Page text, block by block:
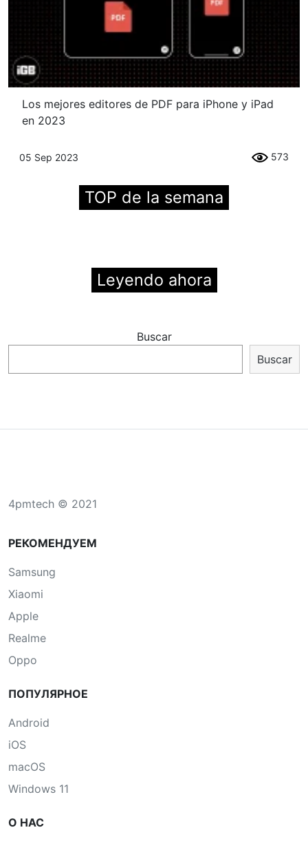
Los mejores editores de PDF para iPhone y iPad
en 2023
05 Sep 2023 573
TOP de la semana
Leyendo ahora
Buscar
Buscar
4pmtech © 2021
РЕКОМЕНДУЕМ
Samsung
Xiaomi
Apple
Realme
Oppo
ПОПУЛЯРНОЕ
Android
iOS
macOS
Windows 11
О НАС